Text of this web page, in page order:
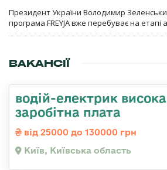
Президент України Володимир
програма FREYJA вже перебуває на етапі
ВАКАНСІЇ
водій-електрик висока
заробітна плата
від 25000 до 130000 грн
Київ, Київська область